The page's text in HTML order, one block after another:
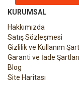
KURUMSAL
Hakkımızda
Satış Sözleşmesi
Gizlilik ve Kullanım
Garanti ve İade Şartları
Blog
Site Haritası